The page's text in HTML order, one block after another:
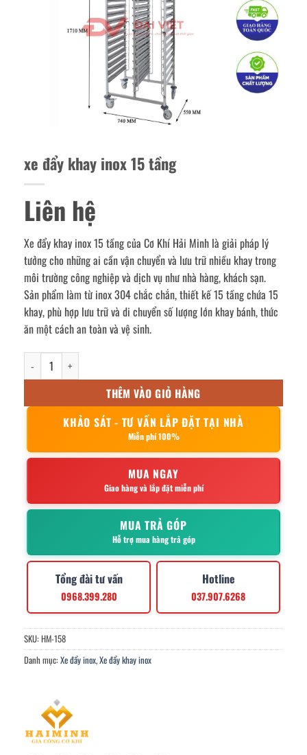
xe đẩy khay inox 15 tầng
Liên hệ
Xe đẩy khay inox 15 tầng của Cơ Khí Hải Minh là giải pháp lý
tưởng cho những ai cần vận chuyển và lưu trữ nhiều khay trong
môi trường công nghiệp và dịch vụ như nhà hàng, khách sạn.
Sản phẩm làm từ inox 304 chắc chắn, thiết kế 15 tầng chứa 15
khay, phù hợp lưu trữ và di chuyển số lượng lớn khay bánh, thức
ăn một cách an toàn và vệ sinh.
xe đẩy khay inox 15 tầng số lượng
THÊM VÀO GIỎ HÀNG
KHẢO SÁT - TƯ VẤN LẮP ĐẶT TẠI NHÀ
Miễn phí 100%
MUA NGAY
Giao hàng và lắp đặt miễn phí
MUA TRẢ GÓP
Hỗ trợ mua hàng trả góp
Tổng đài tư vấn
0968.399.280
Hotline
037.907.6268
SKU: HM-158
Danh mục: Xe đẩy inox,Xe đẩy khay inox